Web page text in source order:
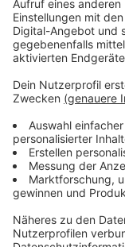
Betrieb
die Eröffnung
Quadratmeter
Beschäftigte. Er
Briefe und
automatische
Gronau gibt es
Anzeige